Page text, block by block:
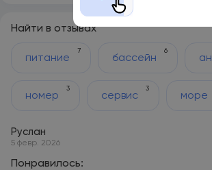
Найти в отзывах
питание
7
бассейн
6
номер
3
сервис
3
море
Руслан
5 февр. 2026
Понравилось: